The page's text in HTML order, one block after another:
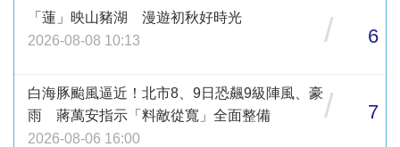
「蓮」映山豬湖 漫遊初秋好時光
2026-08-08 10:13
/ 6
白海豚颱風逼近！北市8、9日恐飆9級陣風、豪
雨 蔣萬安指示「料敵從寬」全面整備
2026-08-06 16:00
/ 7